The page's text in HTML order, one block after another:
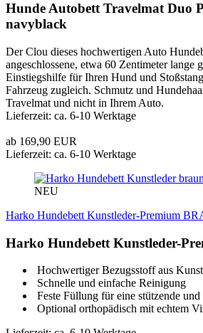
Hunde Autobett Travelmat Duo
navyblack
Der Clou dieses hochwertigen Auto
angeschlossene, etwa 60 Zentimeter lange
Einstiegshilfe für Ihren Hund und
Fahrzeug zugleich. Schmutz und
Travelmat und nicht in Ihrem Auto.
Lieferzeit: ca. 6-10 Werktage
ab 169,90 EUR
Lieferzeit: ca. 6-10 Werktage
NEU
Harko Hundebett Kunstleder-Premium
Harko Hundebett Kunstleder-
Hochwertiger Bezugsstoff aus
Schnelle und einfache Reinigung
Feste Füllung für eine stützende
Optional orthopädisch mit echtem